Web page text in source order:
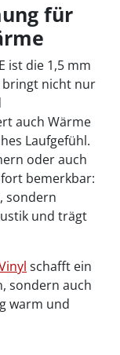
für
ist die 1,5 mm
bringt nicht nur
auch Wärme
Laufgefühl.
oder auch
bemerkbar:
sondern
und trägt
schafft ein
sondern auch
warm und